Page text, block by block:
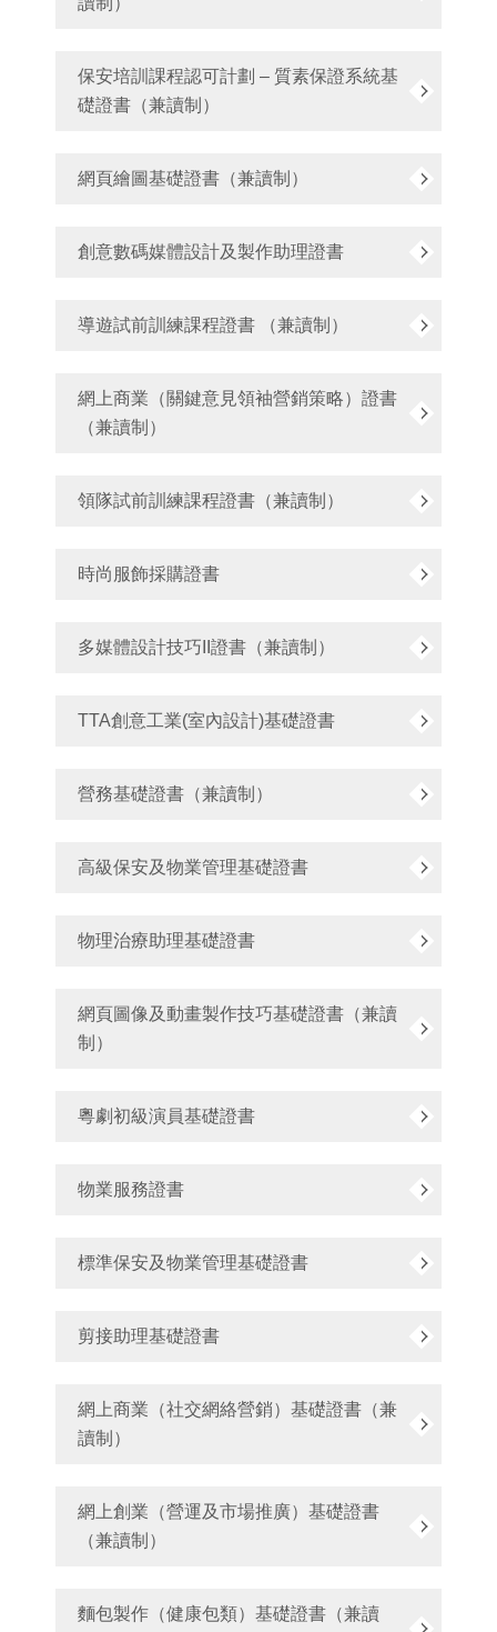
保安培訓課程認可計劃 – 質素保證系統基
礎證書（兼讀制）
網頁繪圖基礎證書（兼讀制）
創意數碼媒體設計及製作助理證書
導遊試前訓練課程證書 （兼讀制）
網上商業（關鍵意見領袖營銷策略）證書
（兼讀制）
領隊試前訓練課程證書（兼讀制）
時尚服飾採購證書
多媒體設計技巧II證書（兼讀制）
TTA創意工業(室內設計)基礎證書
營務基礎證書（兼讀制）
高級保安及物業管理基礎證書
物理治療助理基礎證書
網頁圖像及動畫製作技巧基礎證書（兼讀
制）
粵劇初級演員基礎證書
物業服務證書
標準保安及物業管理基礎證書
剪接助理基礎證書
網上商業（社交網絡營銷）基礎證書（兼
讀制）
網上創業（營運及市場推廣）基礎證書
（兼讀制）
麵包製作（健康包類）基礎證書（兼讀